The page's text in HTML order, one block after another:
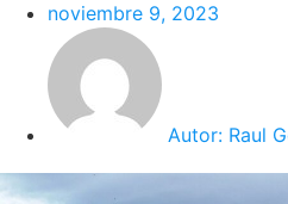
noviembre 9, 2023
Autor: Raul